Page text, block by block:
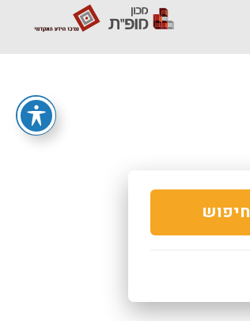
חיפוש